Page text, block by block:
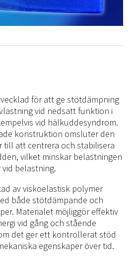
SRX Strap
Neptune
Double
Camo/Navy
Strap
Kit
Tape
på rulle
SRX Strap
Instruktioner
för att ge stötdämpning
vid nedsatt funktion i
vid hälkuddesyndrom.
konstruktion omsluter den
till att centrera och stabilisera
vilket minskar belastningen
belastning.
av viskoelastisk polymer
både stötdämpande och
Materialet möjliggör effektiv
vid gång och stående
det ger ett kontrollerat stöd
egenskaper över tid.